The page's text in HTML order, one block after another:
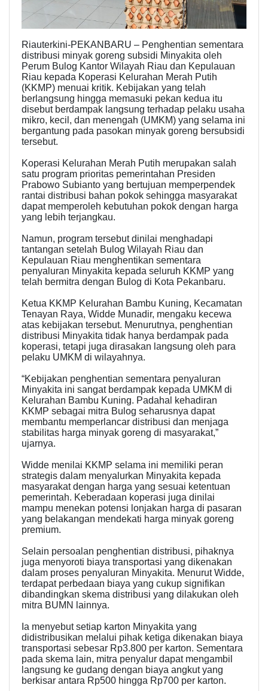
Riauterkini-PEKANBARU – Penghentian sementara
distribusi minyak goreng subsidi Minyakita oleh
Perum Bulog Kantor Wilayah Riau dan Kepulauan
Riau kepada Koperasi Kelurahan Merah Putih
(KKMP) menuai kritik. Kebijakan yang telah
berlangsung hingga memasuki pekan kedua itu
disebut berdampak langsung terhadap pelaku usaha
mikro, kecil, dan menengah (UMKM) yang selama ini
bergantung pada pasokan minyak goreng bersubsidi
tersebut.
Koperasi Kelurahan Merah Putih merupakan salah
satu program prioritas pemerintahan Presiden
Prabowo Subianto yang bertujuan memperpendek
rantai distribusi bahan pokok sehingga masyarakat
dapat memperoleh kebutuhan pokok dengan harga
yang lebih terjangkau.
Namun, program tersebut dinilai menghadapi
tantangan setelah Bulog Wilayah Riau dan
Kepulauan Riau menghentikan sementara
penyaluran Minyakita kepada seluruh KKMP yang
telah bermitra dengan Bulog di Kota Pekanbaru.
Ketua KKMP Kelurahan Bambu Kuning, Kecamatan
Tenayan Raya, Widde Munadir, mengaku kecewa
atas kebijakan tersebut. Menurutnya, penghentian
distribusi Minyakita tidak hanya berdampak pada
koperasi, tetapi juga dirasakan langsung oleh para
pelaku UMKM di wilayahnya.
“Kebijakan penghentian sementara penyaluran
Minyakita ini sangat berdampak kepada UMKM di
Kelurahan Bambu Kuning. Padahal kehadiran
KKMP sebagai mitra Bulog seharusnya dapat
membantu memperlancar distribusi dan menjaga
stabilitas harga minyak goreng di masyarakat,”
ujarnya.
Widde menilai KKMP selama ini memiliki peran
strategis dalam menyalurkan Minyakita kepada
masyarakat dengan harga yang sesuai ketentuan
pemerintah. Keberadaan koperasi juga dinilai
mampu menekan potensi lonjakan harga di pasaran
yang belakangan mendekati harga minyak goreng
premium.
Selain persoalan penghentian distribusi, pihaknya
juga menyoroti biaya transportasi yang dikenakan
dalam proses penyaluran Minyakita. Menurut Widde,
terdapat perbedaan biaya yang cukup signifikan
dibandingkan skema distribusi yang dilakukan oleh
mitra BUMN lainnya.
Ia menyebut setiap karton Minyakita yang
didistribusikan melalui pihak ketiga dikenakan biaya
transportasi sebesar Rp3.800 per karton. Sementara
pada skema lain, mitra penyalur dapat mengambil
langsung ke gudang dengan biaya angkut yang
berkisar antara Rp500 hingga Rp700 per karton.